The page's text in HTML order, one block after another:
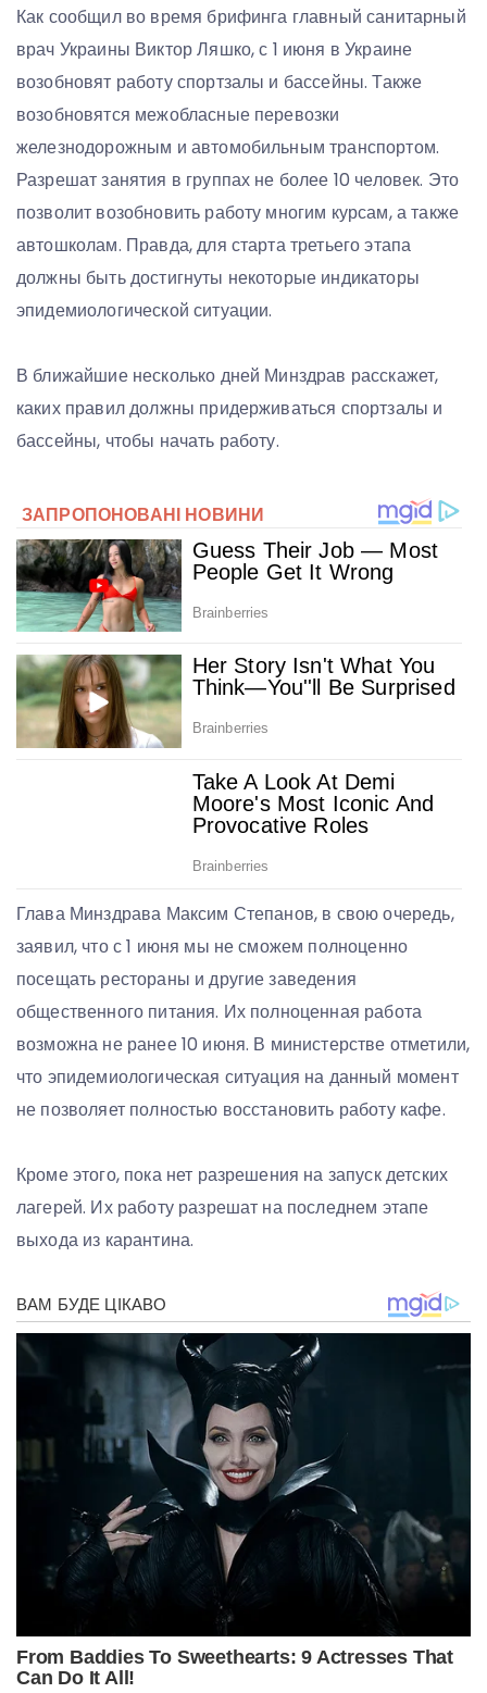
Как сообщил во время брифинга главный санитарный
врач Украины Виктор Ляшко, с 1 июня в Украине
возобновят работу спортзалы и бассейны. Также
возобновятся межобласные перевозки
железнодорожным и автомобильным транспортом.
Разрешат занятия в группах не более 10 человек. Это
позволит возобновить работу многим курсам, а также
автошколам. Правда, для старта третьего этапа
должны быть достигнуты некоторые индикаторы
эпидемиологической ситуации.
В ближайшие несколько дней Минздрав расскажет,
каких правил должны придерживаться спортзалы и
бассейны, чтобы начать работу.
Глава Минздрава Максим Степанов, в свою очередь,
заявил, что с 1 июня мы не сможем полноценно
посещать рестораны и другие заведения
общественного питания. Их полноценная работа
возможна не ранее 10 июня. В министерстве отметили,
что эпидемиологическая ситуация на данный момент
не позволяет полностью восстановить работу кафе.
Кроме этого, пока нет разрешения на запуск детских
лагерей. Их работу разрешат на последнем этапе
выхода из карантина.